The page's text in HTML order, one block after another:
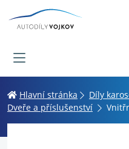
Hlavní stránka
Díly
Dveře a příslušenství